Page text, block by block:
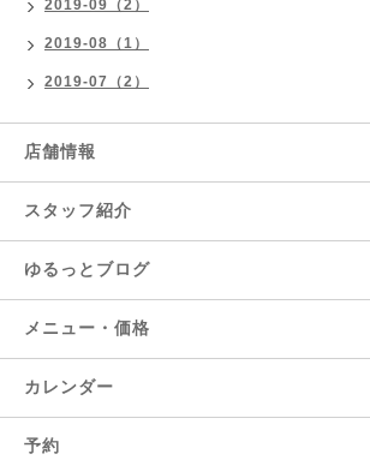
2019-09（2）
2019-08（1）
2019-07（2）
店舗情報
スタッフ紹介
ゆるっとブログ
メニュー・価格
カレンダー
予約